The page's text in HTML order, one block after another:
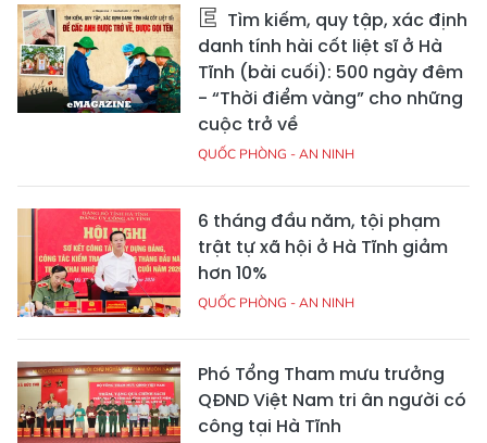
Tìm kiếm, quy tập, xác định
danh tính hài cốt liệt sĩ ở Hà
Tĩnh (bài cuối): 500 ngày đêm
- “Thời điểm vàng” cho những
cuộc trở về
QUỐC PHÒNG - AN NINH
6 tháng đầu năm, tội phạm
trật tự xã hội ở Hà Tĩnh giảm
hơn 10%
QUỐC PHÒNG - AN NINH
Phó Tổng Tham mưu trưởng
QĐND Việt Nam tri ân người có
công tại Hà Tĩnh